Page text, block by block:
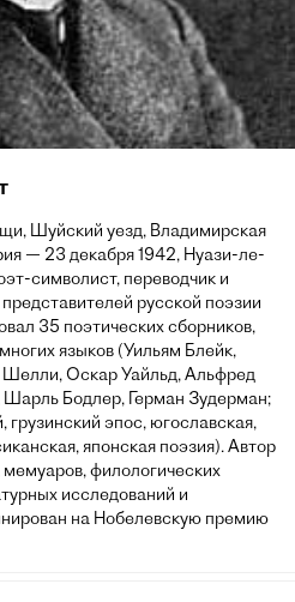
Шуйский уезд, Владимирская
— 23 декабря 1942, Нуази-ле-
символист, переводчик и
русской поэзии
35 поэтических сборников,
языков (Уильям Блейк,
Оскар Уайльд, Альфред
Шарль Бодлер, Герман Зудерман;
грузинский эпос, югославская,
японская поэзия). Автор
филологических
исследований и
на Нобелевскую премию